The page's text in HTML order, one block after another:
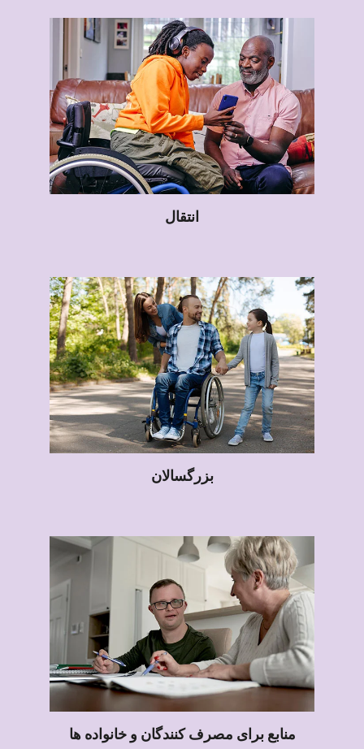
انتقال
بزرگسالان
منابع برای مصرف کنندگان و خانواده ها